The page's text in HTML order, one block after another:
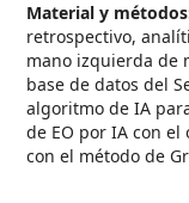
Material y
retrospectivo,
mano izquierda de
base de datos del
algoritmo de IA
de EO por IA con
con el método de